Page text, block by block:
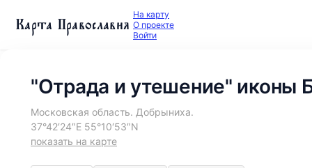
Карта Православия На карту
О проекте
Войти
"Отрада и утешение" иконы
Московская область. Добрыниха.
37°42′24″E 55°10′53″N
показать на карте